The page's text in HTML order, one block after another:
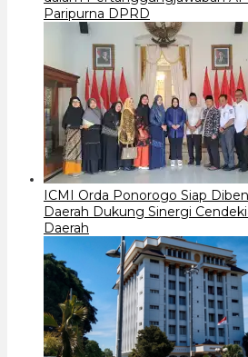
Paripurna DPRD
ICMI Orda Ponorogo Siap
Daerah Dukung Sinergi
Daerah